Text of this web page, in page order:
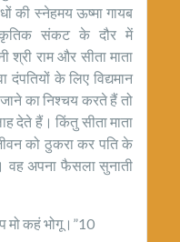
की स्नेहमय ऊष्मा गायब
संकट के दौर में
श्री राम और सीता माता
के लिए विद्यमान
का निश्चय करते हैं तो
देते हैं। किंतु सीता माता
को ठुकरा कर पति के
वह अपना फैसला सुनाती
मो कहं भोगू।”10